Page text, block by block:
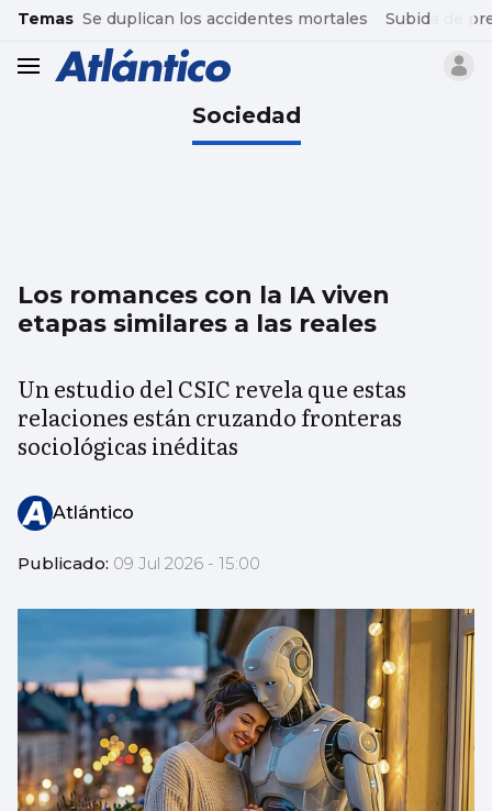
common.go-to-content
Temas Se duplican los accidentes mortales Subida de
header.menu.open
Sociedad
Los romances con la IA viven
etapas similares a las reales
Un estudio del CSIC revela que estas
relaciones están cruzando fronteras
sociológicas inéditas
Atlántico
Publicado: 09 Jul 2026 - 15:00